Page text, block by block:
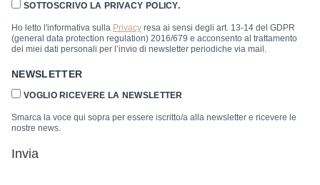
SOTTOSCRIVO LA PRIVACY POLICY.
Ho letto l'informativa sulla Privacy resa ai sensi degli art. 13-14 del GDPR
(general data protection regulation) 2016/679 e acconsento al trattamento
dei miei dati personali per l’invio di newsletter periodiche via mail.
NEWSLETTER
VOGLIO RICEVERE LA NEWSLETTER
Smarca la voce qui sopra per essere iscritto/a alla newsletter e ricevere le
nostre news.
Invia